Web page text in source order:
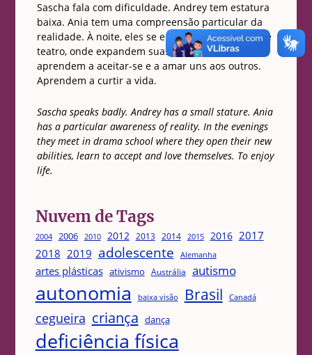
Sascha fala com dificuldade. Andrey tem estatura
baixa. Ania tem uma compreensão particular da
realidade. À noite, eles se encontram na escola de
teatro, onde expandem suas novas habilidades,
aprendem a aceitar-se e a amar uns aos outros.
Aprendem a curtir a vida.
Sascha speaks badly. Andrey has a small stature. Ania
has a particular awareness of reality. In the evenings
they meet in drama school where they open their new
abilities, learn to accept and love themselves. To enjoy
life.
Nuvem de Tags
2004 2006 2010 2012 2013 2014 2015 2016 2017
2018 2019 adolescente Alemanha
artes plásticas ativismo Austrália autismo
autonomia baixa visão Brasil Canadá
cegueira criança dança
deficiência física